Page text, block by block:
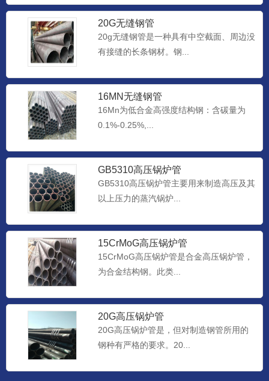
20G无缝钢管
20g无缝钢管是一种具有中空截面、周边没
有接缝的长条钢材。钢...
16MN无缝钢管
16Mn为低合金高强度结构钢：含碳量为
0.1%-0.25%,...
GB5310高压锅炉管
GB5310高压锅炉管主要用来制造高压及其
以上压力的蒸汽锅炉...
15CrMoG高压锅炉管
15CrMoG高压锅炉管是合金高压锅炉管，
为合金结构钢。此类...
20G高压锅炉管
20G高压锅炉管是，但对制造钢管所用的
钢种有严格的要求。20...